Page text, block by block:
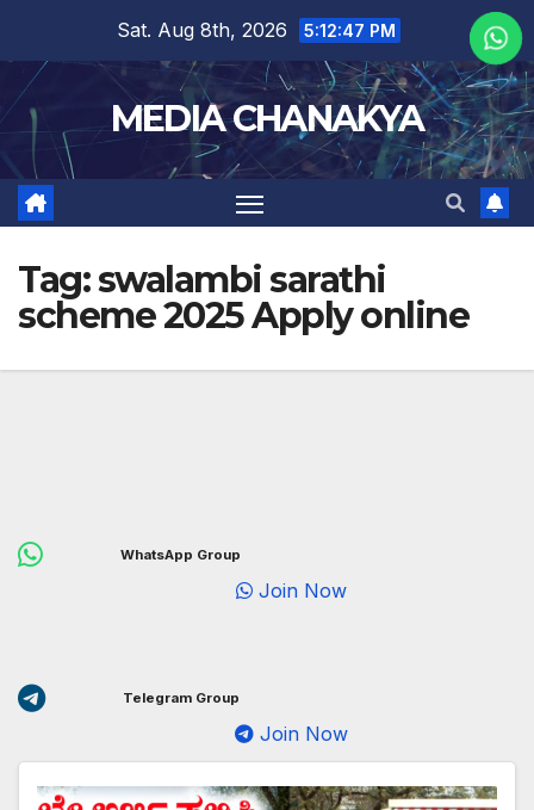
Sat. Aug 8th, 2026 5:12:47 PM
MEDIA CHANAKYA
Tag:swalambi sarathi
scheme 2025 Apply online
WhatsApp Group
Join Now
Telegram Group
Join Now